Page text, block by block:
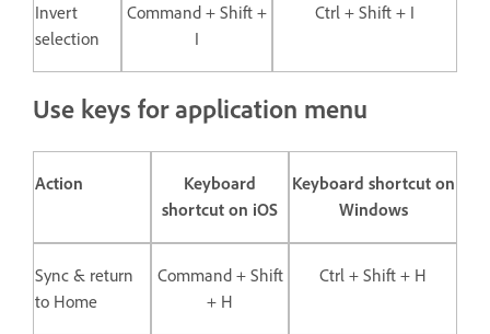
Invert
selection
Command + Shift +
I
Ctrl + Shift + I
Use keys for application menu
Action
Keyboard
shortcut on iOS
Keyboard shortcut on
Windows
Sync & return
to Home
Command + Shift
+ H
Ctrl + Shift + H